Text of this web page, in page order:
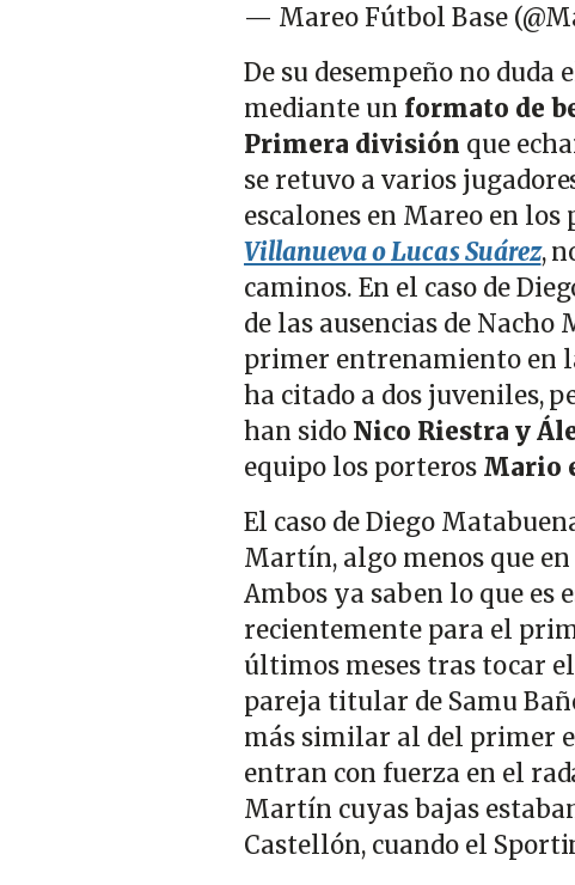
— Mareo Fútbol Base
De su desempeño no
mediante un formato de
Primera división que
se retuvo a varios
escalones en Mareo en los
Villanueva o Lucas Suárez,
caminos. En el caso de
de las ausencias de Nacho
primer entrenamiento en
ha citado a dos juveniles,
han sido Nico Riestra y
equipo los porteros Mario
El caso de Diego
Martín, algo menos que en
Ambos ya saben lo que es
recientemente para el
últimos meses tras tocar
pareja titular de Samu
más similar al del primer
entran con fuerza en el
Martín cuyas bajas
Castellón, cuando el